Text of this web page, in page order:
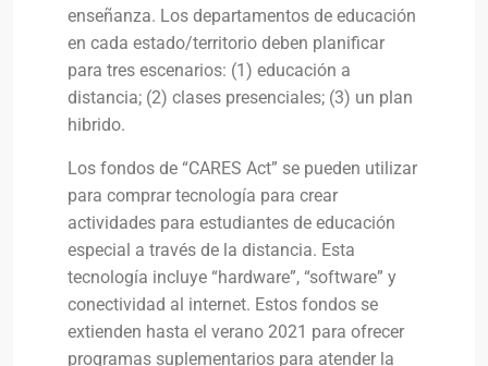
enseñanza. Los departamentos de educación
en cada estado/territorio deben planificar
para tres escenarios: (1) educación a
distancia; (2) clases presenciales; (3) un plan
hibrido.
Los fondos de “CARES Act” se pueden utilizar
para comprar tecnología para crear
actividades para estudiantes de educación
especial a través de la distancia. Esta
tecnología incluye “hardware”, “software” y
conectividad al internet. Estos fondos se
extienden hasta el verano 2021 para ofrecer
programas suplementarios para atender la